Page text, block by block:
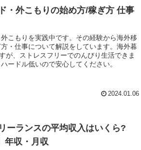
・外こもりの始め方/稼ぎ方 仕事
こもりを実践中です。その経験から海外移
・仕事について解説をしています。海外暮
が、ストレスフリーでのんびり生活できま
ードル低いので安心してください。
2024.01.06
ーランスの平均収入はいくら?
年収・月収